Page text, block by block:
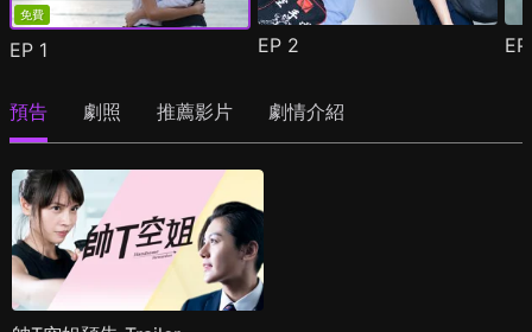
免費
EP 1 EP 2
預告 劇照 推薦影片 劇情介紹